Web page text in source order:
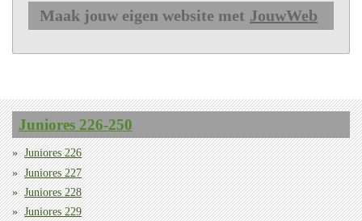
Maak jouw eigen website met JouwWeb
Juniores 226-250
Juniores 226
Juniores 227
Juniores 228
Juniores 229